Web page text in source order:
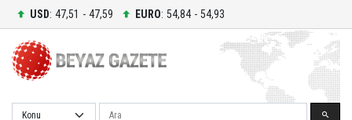
USD: 47,51 - 47,59 EURO: 54,84 - 54,93
Ara